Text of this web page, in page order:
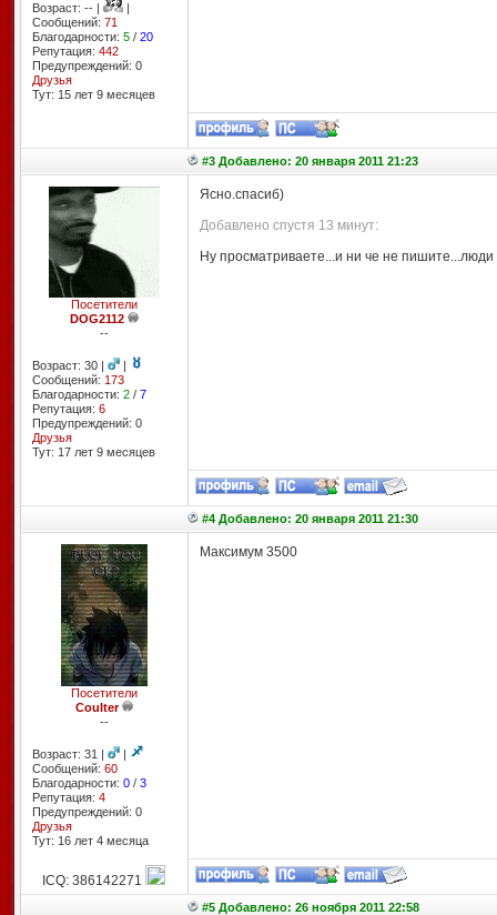
Возраст: -- |
|
Сообщений: 71
Благодарности: 5/ 20
Репутация: 442
Предупреждений: 0
Друзья
Тут: 15 лет 9 месяцев
#3 Добавлено: 20 января 2011 21:23
Посетители
DOG2112
--
Возраст: 30 |
|
Сообщений: 173
Благодарности: 2/ 7
Репутация: 6
Предупреждений: 0
Друзья
Тут: 17 лет 9 месяцев
Ясно.спасиб)
Добавлено спустя 13 минут:
Ну просматриваете...и ни че не
#4 Добавлено: 20 января 2011 21:30
Посетители
Coulter
--
Возраст: 31 |
|
Сообщений: 60
Благодарности: 0/ 3
Репутация: 4
Предупреждений: 0
Друзья
Тут: 16 лет 4 месяцa
Максимум 3500
ICQ: 386142271
#5 Добавлено: 26 ноября 2011 22:58